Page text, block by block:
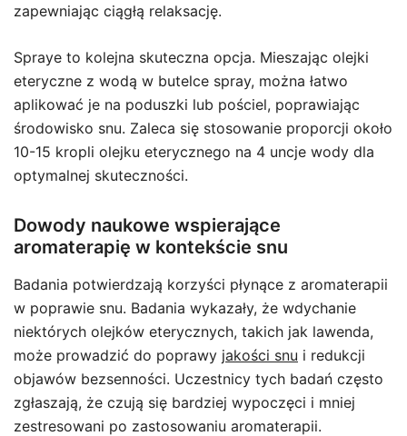
zapewniając ciągłą relaksację.
Spraye to kolejna skuteczna opcja. Mieszając olejki
eteryczne z wodą w butelce spray, można łatwo
aplikować je na poduszki lub pościel, poprawiając
środowisko snu. Zaleca się stosowanie proporcji około
10-15 kropli olejku eterycznego na 4 uncje wody dla
optymalnej skuteczności.
Dowody naukowe wspierające
aromaterapię w kontekście snu
Badania potwierdzają korzyści płynące z aromaterapii
w poprawie snu. Badania wykazały, że wdychanie
niektórych olejków eterycznych, takich jak lawenda,
może prowadzić do poprawy jakości snu i redukcji
objawów bezsenności. Uczestnicy tych badań często
zgłaszają, że czują się bardziej wypoczęci i mniej
zestresowani po zastosowaniu aromaterapii.